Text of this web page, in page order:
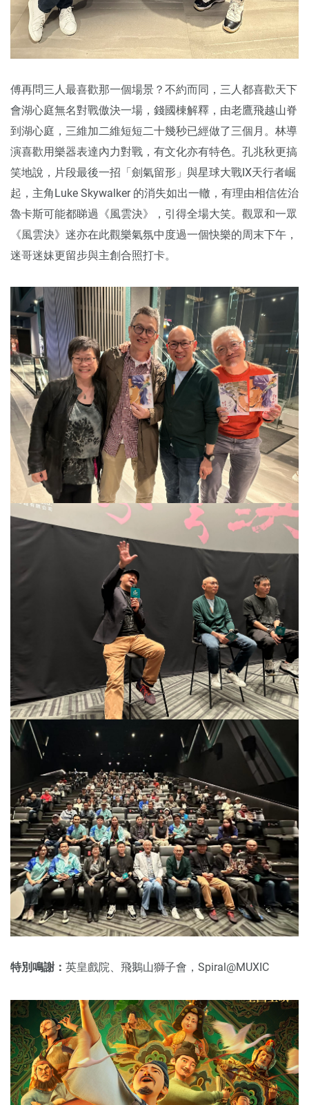
傅再問三人最喜歡那一個場景？不約而同，三人都喜歡天下
會湖心庭無名對戰傲決一場，錢國棟解釋，由老鷹飛越山脊
到湖心庭，三維加二維短短二十幾秒已經做了三個月。林導
演喜歡用樂器表達內力對戰，有文化亦有特色。孔兆秋更搞
笑地說，片段最後一招「劍氣留形」與星球大戰IX天行者崛
起，主角Luke Skywalker 的消失如出一轍，有理由相信佐治
魯卡斯可能都睇過《風雲決》，引得全場大笑。觀眾和一眾
《風雲決》迷亦在此觀樂氣氛中度過一個快樂的周末下午，
迷哥迷妹更留步與主創合照打卡。
特別鳴謝： 英皇戲院、飛鵝山獅子會，Spiral@MUXIC